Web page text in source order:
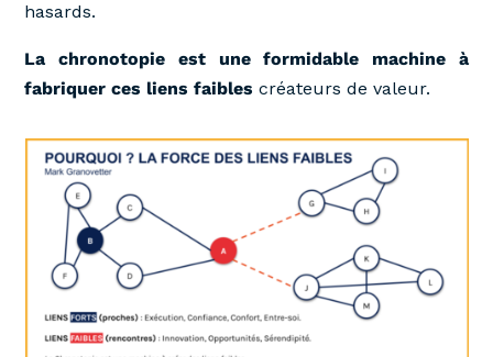
hasards.
La chronotopie est une formidable machine à
fabriquer ces liens faibles créateurs de valeur.